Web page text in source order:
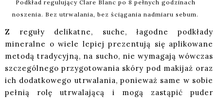
Podkład regulujący Clare Blanc po 8 pełnych godzinach
noszenia. Bez utrwalania, bez ściągania nadmiaru sebum.
Z reguły delikatne, suche, łagodne podkłady
mineralne o wiele lepiej prezentują się aplikowane
metodą tradycyjną, na sucho, nie wymagają wówczas
szczególnego przygotowania skóry pod makijaż oraz
ich dodatkowego utrwalania, ponieważ same w sobie
pełnią rolę utrwalającą i mogą zastąpić puder